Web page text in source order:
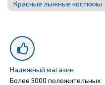
Красные лыжные костюмы
Надежный магазин
Более 5000 положительных